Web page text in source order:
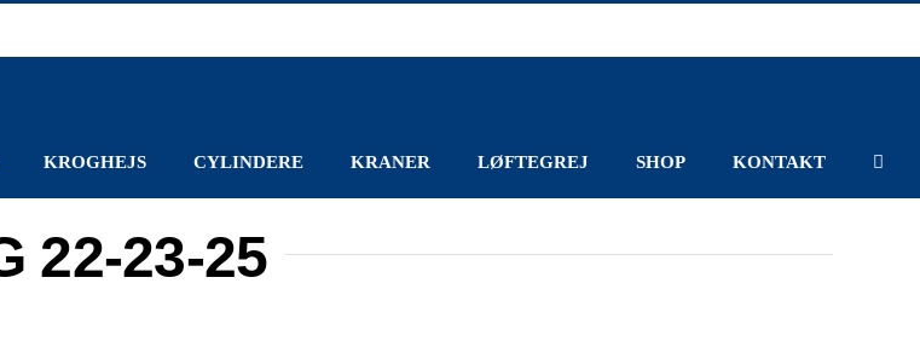
KROGHEJS CYLINDERE KRANER LØFTEGREJ SHOP KONTAKT
22-23-25